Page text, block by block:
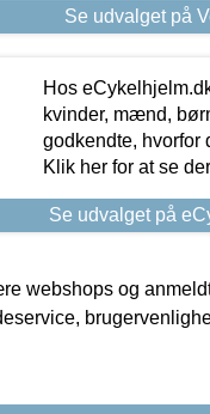
Se udvalget på
Hos
kvinder, mænd,
godkendte, hvorfor
Klik her for at se
Se udvalget på
webshops og